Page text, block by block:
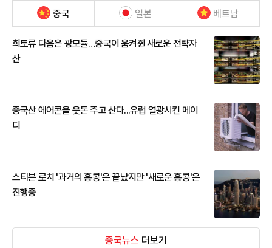
중국 일본 베트남
희토류 다음은 광모듈…중국이 움켜쥔 새로운 전략자
산
중국산 에어콘을 웃돈 주고 산다...유럽 열광시킨 메이
디
스티븐 로치 '과거의 홍콩'은 끝났지만 '새로운 홍콩'은
진행중
중국뉴스 더보기